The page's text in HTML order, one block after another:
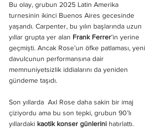
Bu olay, grubun 2025 Latin Amerika
turnesinin ikinci Buenos Aires gecesinde
yaşandı. Carpenter, bu yılın başlarında uzun
yıllar grupta yer alan Frank Ferrer’in yerine
geçmişti. Ancak Rose’un öfke patlaması, yeni
davulcunun performansına dair
memnuniyetsizlik iddialarını da yeniden
gündeme taşıdı.
Son yıllarda  Axl Rose daha sakin bir imaj
çiziyordu ama bu son tepki, grubun 90’lı
yıllardaki kaotik konser günlerini hatırlattı.